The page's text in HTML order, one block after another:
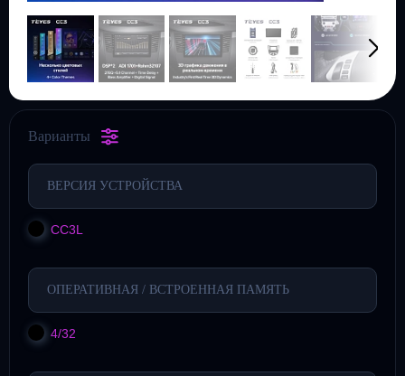
Варианты
ВЕРСИЯ УСТРОЙСТВА
CC3L
ОПЕРАТИВНАЯ / ВСТРОЕННАЯ ПАМЯТЬ
4/32